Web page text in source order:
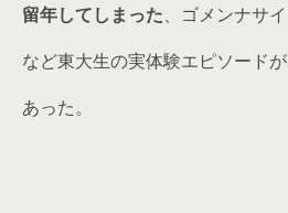
留年してしまった、ゴメンナサイ
など東大生の実体験エピソードが
あった。